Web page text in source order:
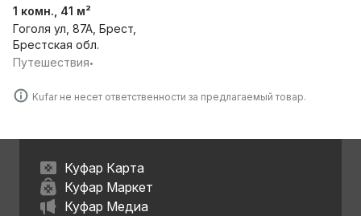
1 комн., 41 м²
Гоголя ул, 87А, Брест,
Брестская обл.
Путешествия•
Kufar не несет ответственности за предлагаемый товар.
Куфар Карта
Куфар Маркет
Куфар Медиа